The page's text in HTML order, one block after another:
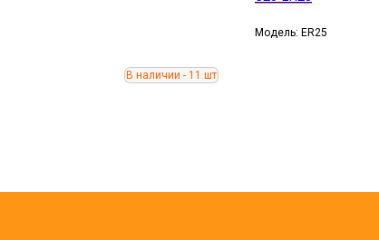
Модель: ER25